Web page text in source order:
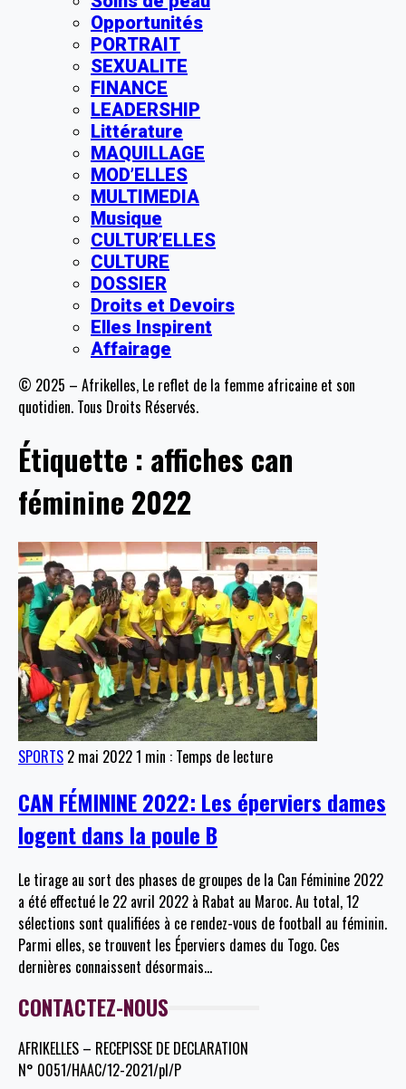
Opportunités
PORTRAIT
SEXUALITE
FINANCE
LEADERSHIP
Littérature
MAQUILLAGE
MOD’ELLES
MULTIMEDIA
Musique
CULTUR’ELLES
CULTURE
DOSSIER
Droits et Devoirs
Elles Inspirent
Affairage
© 2025 – Afrikelles, Le reflet de la femme africaine et son
quotidien. Tous Droits Réservés.
Étiquette : affiches can
féminine 2022
SPORTS 2 mai 20221 min : Temps de lecture
CAN FÉMININE 2022: Les éperviers dames
logent dans la poule B
Le tirage au sort des phases de groupes de la Can Féminine 2022
a été effectué le 22 avril 2022 à Rabat au Maroc. Au total, 12
sélections sont qualifiées à ce rendez-vous de football au féminin.
Parmi elles, se trouvent les Éperviers dames du Togo. Ces
dernières connaissent désormais…
CONTACTEZ-NOUS
AFRIKELLES – RECEPISSE DE DECLARATION
N° 0051/HAAC/12-2021/pl/P